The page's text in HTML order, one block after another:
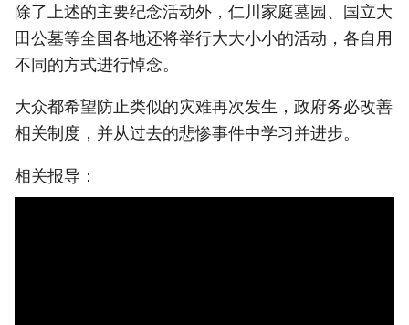
除了上述的主要纪念活动外，仁川家庭墓园、国立大
田公墓等全国各地还将举行大大小小的活动，各自用
不同的方式进行悼念。
大众都希望防止类似的灾难再次发生，政府务必改善
相关制度，并从过去的悲惨事件中学习并进步。
相关报导：